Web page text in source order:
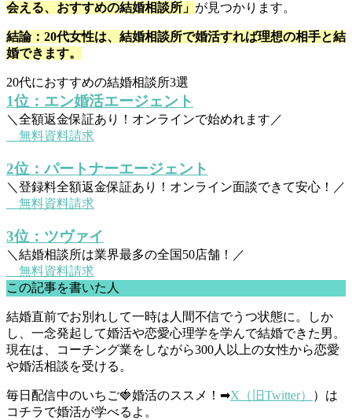
会える、おすすめの結婚相談所」 が見つかります。
結論：20代女性は、結婚相談所で婚活すれば理想の相手と結
婚できます。
20代におすすめの結婚相談所3選
1位：エン婚活エージェント
＼全額返金保証あり！オンラインで始めれます／
無料資料請求
2位：パートナーエージェント
＼登録料全額返金保証あり！オンライン面談できて安心！／
無料資料請求
3位：ツヴァイ
＼結婚相談所は業界最多の全国50店舗！／
無料資料請求
この記事を書いた人
結婚直前でお別れして一時は人間不信でうつ状態に。しか
し、一念発起して婚活や恋愛心理学を学んで結婚できた男。
現在は、コーチング業をしながら300人以上の女性から恋愛
や婚活相談を受ける。
毎日配信中のいちご🍓婚活のススメ！➡X（旧Twitter）
）は
コチラで婚活が学べるよ。